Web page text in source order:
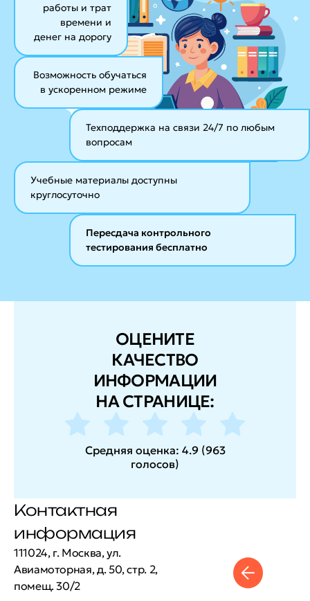
Возможность обучаться
в ускоренном режиме
работы и трат
времени и
денег на дорогу
Техподдержка на связи 24/7 по любым
вопросам
Учебные материалы доступны
круглосуточно
Пересдача контрольного
тестирования бесплатно
ОЦЕНИТЕ
КАЧЕСТВО
ИНФОРМАЦИИ
НА СТРАНИЦЕ:
Средняя оценка: 4.9 (963
голосов)
Контактная
информация
111024, г. Москва, ул.
Авиамоторная, д. 50, стр. 2,
помещ. 30/2